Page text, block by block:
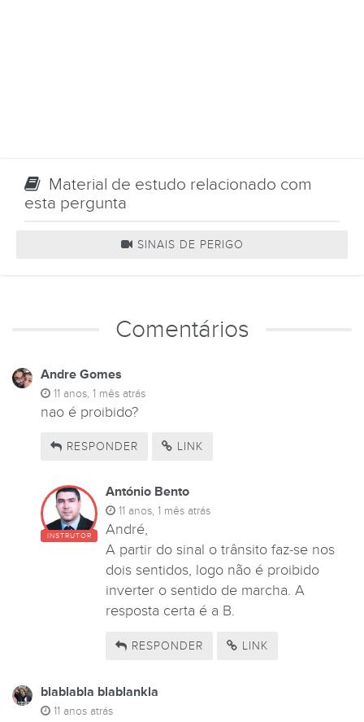
Material de estudo relacionado com
esta pergunta
SINAIS DE PERIGO
Comentários
Andre Gomes
11 anos, 1 mês atrás
nao é proibido?
RESPONDER LINK
INSTRUTOR
António Bento
11 anos, 1 mês atrás
André,
A partir do sinal o trânsito faz-se nos
dois sentidos, logo não é proibido
inverter o sentido de marcha. A
resposta certa é a B.
RESPONDER LINK
blablabla blablankla
11 anos atrás